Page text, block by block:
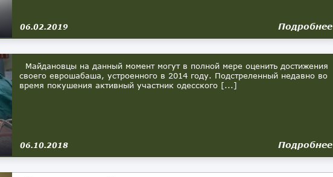
06.02.2019 Подробнее
Майдановцы на данный момент могут в полной мере оценить достижения
своего еврошабаша, устроенного в 2014 году. Подстреленный недавно во
время покушения активный участник одесского [...]
06.10.2018 Подробнее